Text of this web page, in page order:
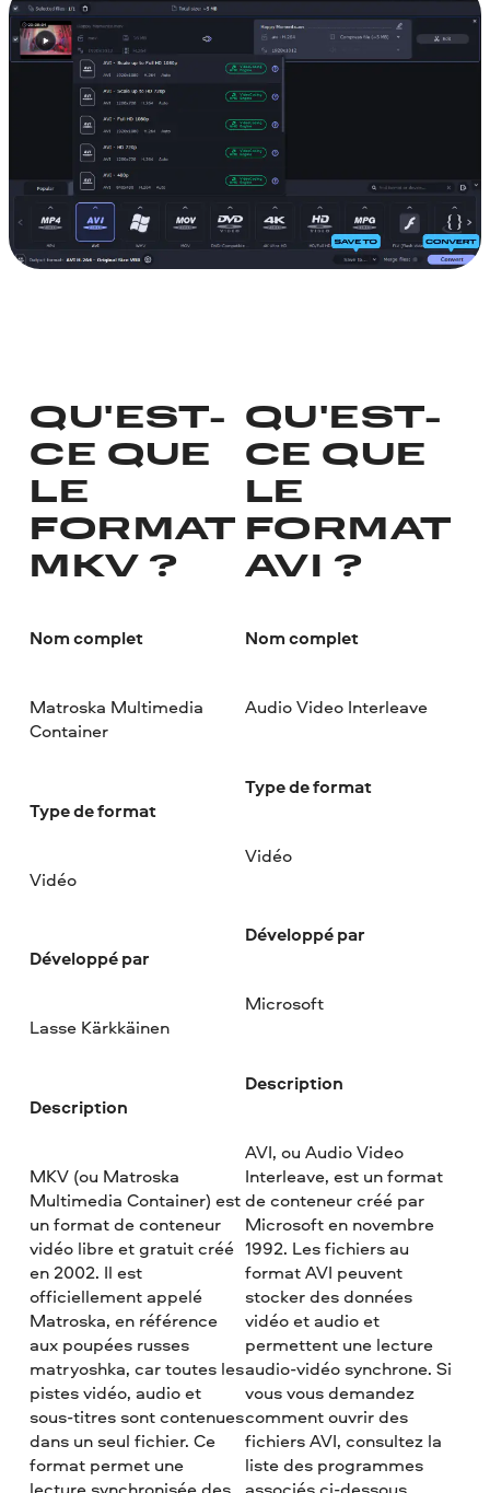
QU'EST-
CE QUE
LE
FORMAT
MKV ?
Nom complet
Matroska Multimedia
Container
Type de format
Vidéo
Développé par
Lasse Kärkkäinen
Description
MKV (ou Matroska
Multimedia Container) est
un format de conteneur
vidéo libre et gratuit créé
en 2002. Il est
officiellement appelé
Matroska, en référence
aux poupées russes
matryoshka, car toutes les
pistes vidéo, audio et
sous-titres sont contenues
dans un seul fichier. Ce
format permet une
QU'EST-
CE QUE
LE
FORMAT
AVI ?
Nom complet
Audio Video Interleave
Type de format
Vidéo
Développé par
Microsoft
Description
AVI, ou Audio Video
Interleave, est un format
de conteneur créé par
Microsoft en novembre
1992. Les fichiers au
format AVI peuvent
stocker des données
vidéo et audio et
permettent une lecture
audio-vidéo synchrone. Si
vous vous demandez
comment ouvrir des
fichiers AVI, consultez la
liste des programmes